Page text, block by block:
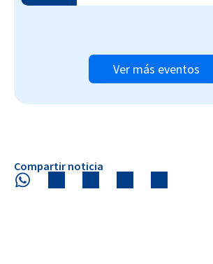
Ver más eventos
Compartir noticia